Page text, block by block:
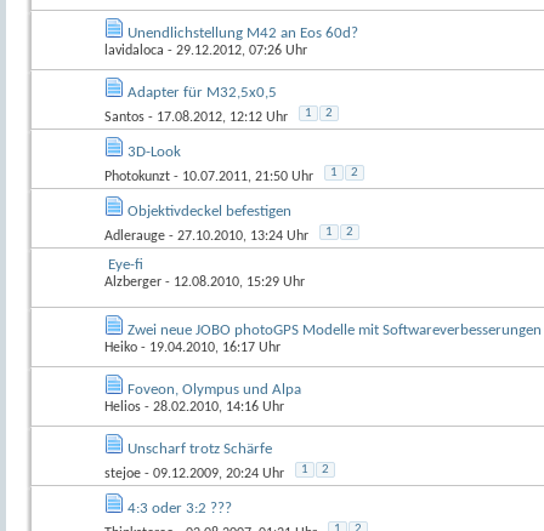
Unendlichstellung M42 an Eos 60d?
lavidaloca - 29.12.2012, 07:26 Uhr
Adapter für M32,5x0,5
Santos - 17.08.2012, 12:12 Uhr 1 2
3D-Look
Photokunzt - 10.07.2011, 21:50 Uhr 1 2
Objektivdeckel befestigen
Adlerauge - 27.10.2010, 13:24 Uhr 1 2
Eye-fi
Alzberger - 12.08.2010, 15:29 Uhr
Zwei neue JOBO photoGPS Modelle mit Softwareverbesserungen
Heiko - 19.04.2010, 16:17 Uhr
Foveon, Olympus und Alpa
Helios - 28.02.2010, 14:16 Uhr
Unscharf trotz Schärfe
stejoe - 09.12.2009, 20:24 Uhr 1 2
4:3 oder 3:2 ???